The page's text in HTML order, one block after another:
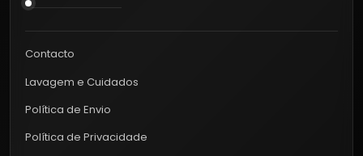
Contacto
Lavagem e Cuidados
Política de Envio
Política de Privacidade